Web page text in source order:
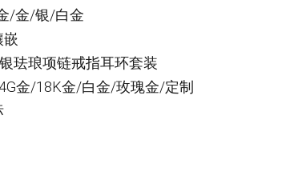
/金/银/白金
嵌
珐琅项链戒指耳环套装
金/18K金/白金/玫瑰金/定制